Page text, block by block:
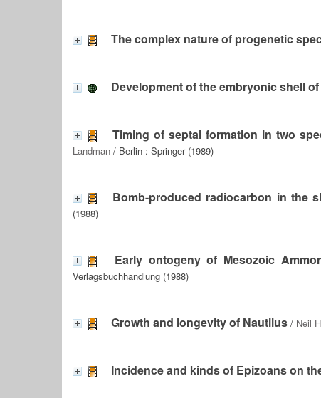
The complex nature of progenetic
Development of the embryonic shell
Timing of septal formation in two
Landman / Berlin : Springer (1989)
Bomb-produced radiocarbon in the
(1988)
Early ontogeny of Mesozoic
Verlagsbuchhandlung (1988)
Growth and longevity of Nautilus / Neil
Incidence and kinds of Epizoans on